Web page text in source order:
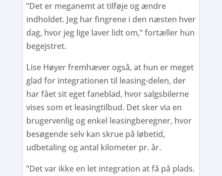
”Det er meganemt at tilføje og ændre
indholdet. Jeg har fingrene i den næsten hver
dag, hvor jeg lige laver lidt om,” fortæller hun
begejstret.
Lise Høyer fremhæver også, at hun er meget
glad for integrationen til leasing-delen, der
har fået sit eget faneblad, hvor salgsbilerne
vises som et leasingtilbud. Det sker via en
brugervenlig og enkel leasingberegner, hvor
besøgende selv kan skrue på løbetid,
udbetaling og antal kilometer pr. år.
”Det var ikke en let integration at få på plads.